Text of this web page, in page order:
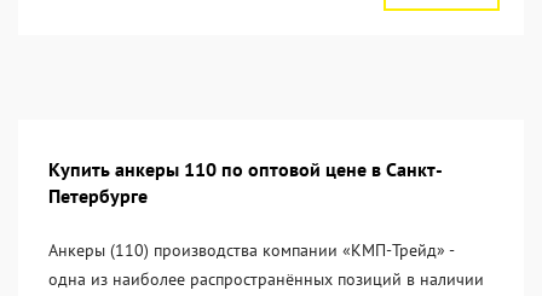
Купить анкеры 110 по оптовой цене в Санкт-
Петербурге
Анкеры (110) производства компании «KМП-Трейд» -
одна из наиболее распространённых позиций в наличии